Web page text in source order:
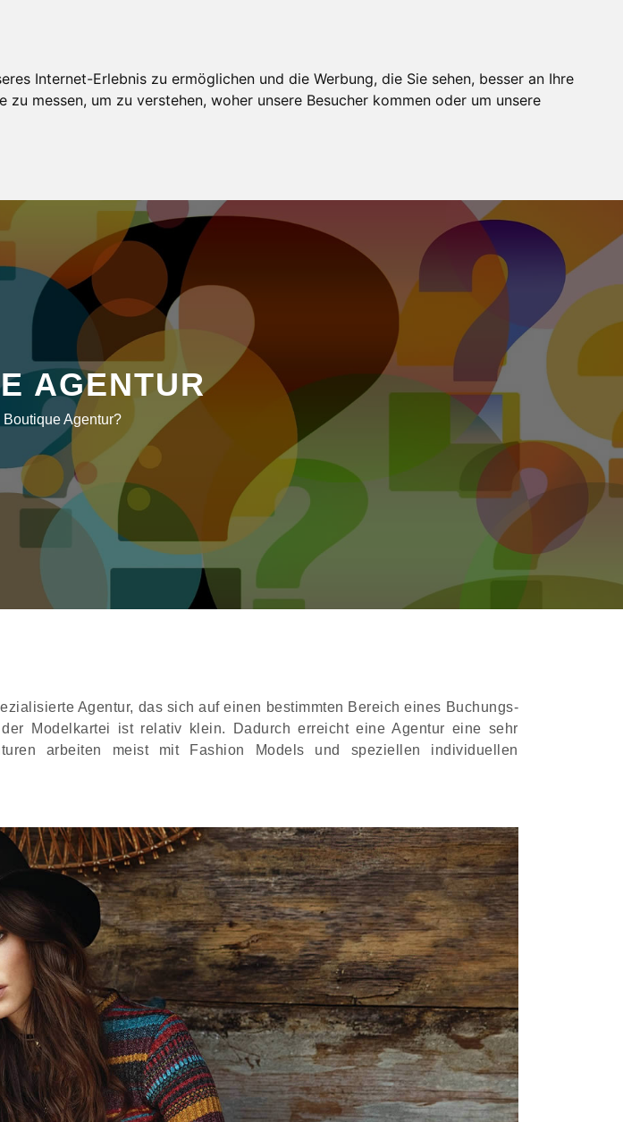
Internet-Erlebnis zu ermöglichen und die Werbung, die Sie sehen, besser an Ihre
messen, um zu verstehen, woher unsere Besucher kommen oder um unsere
AGENTUR
Boutique Agentur?
Agentur, das sich auf einen bestimmten Bereich eines Buchungs-
Modelkartei ist relativ klein. Dadurch erreicht eine Agentur eine sehr
arbeiten meist mit Fashion Models und speziellen individuellen